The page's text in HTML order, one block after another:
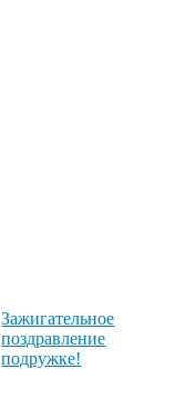
За­жи­га­тель­ное
поз­драв­ле­ние
под­руж­ке!